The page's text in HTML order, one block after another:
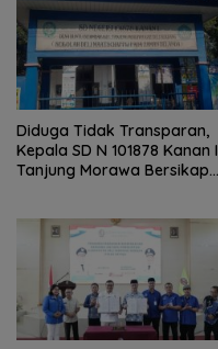
Diduga Tidak Transparan,
Kepala SD N 101878 Kanan I
Tanjung Morawa Bersikap